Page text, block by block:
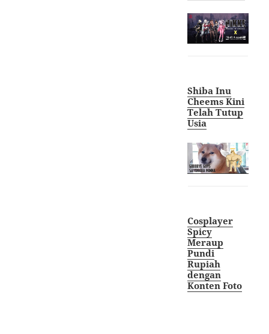
Shiba Inu
Cheems Kini
Telah Tutup
Usia
Cosplayer
Spicy
Meraup
Pundi
Rupiah
dengan
Konten Foto